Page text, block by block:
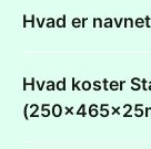
Hvad er
Hvad koster